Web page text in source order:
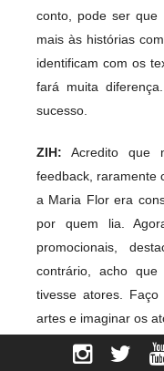
conto, pode ser que
mais às histórias
identificam com os
fará muita
sucesso.
ZIH: Acredito que
feedback, raramente
a Maria Flor era
por quem lia.
promocionais,
contrário, acho
tivesse atores.
artes e imaginar os
MARCELO: Isso